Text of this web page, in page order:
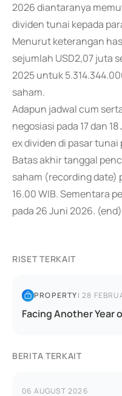
2026 diantaranya
dividen tunai kepada
Menurut keterangan
sejumlah USD2,07 juta
2025 untuk
saham.
Adapun jadwal cum
negosiasi pada 17 dan
ex dividen di pasar tunai
Batas akhir tanggal
saham (recording date)
16.00 WIB. Sementara
pada 26 Juni 2026. (end)
RISET TERKAIT
PROPERTY|28
Facing Another Year
BERITA TERKAIT
06 AUGUST 2026